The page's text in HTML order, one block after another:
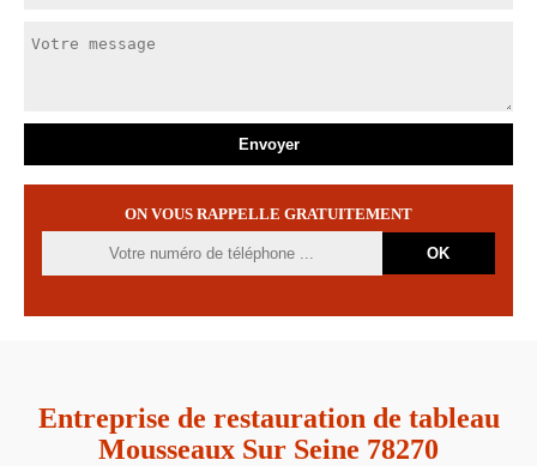
ON VOUS RAPPELLE GRATUITEMENT
Entreprise de restauration de tableau
Mousseaux Sur Seine 78270